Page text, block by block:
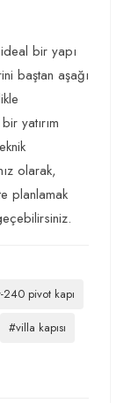
bir yapı
baştan aşağı
yatırım
olarak,
planlamak
240 pivot kapı
#villa kapısı